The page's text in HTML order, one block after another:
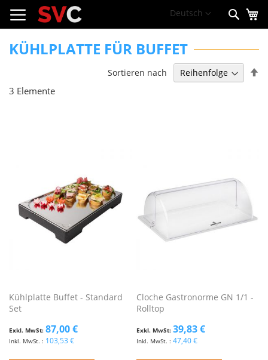
Zum
Sprache
Deutsch
KÜHLPLATTE FÜR BUFFET
3 Elemente
Sortieren nach
Kühlplatte Buffet - Standard
Set
103,53 €
87,00 €
Cloche Gastronorme GN 1/1 -
Rolltop
47,40 €
39,83 €